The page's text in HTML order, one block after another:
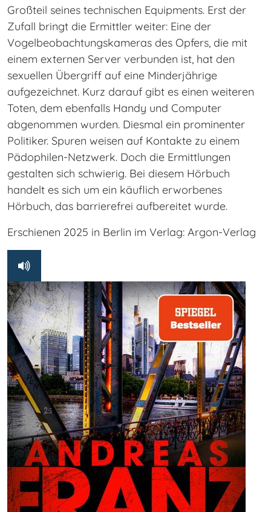
Großteil seines technischen Equipments. Erst der
Zufall bringt die Ermittler weiter: Eine der
Vogelbeobachtungskameras des Opfers, die mit
einem externen Server verbunden ist, hat den
sexuellen Übergriff auf eine Minderjährige
aufgezeichnet. Kurz darauf gibt es einen weiteren
Toten, dem ebenfalls Handy und Computer
abgenommen wurden. Diesmal ein prominenter
Politiker. Spuren weisen auf Kontakte zu einem
Pädophilen-Netzwerk. Doch die Ermittlungen
gestalten sich schwierig. Bei diesem Hörbuch
handelt es sich um ein käuflich erworbenes
Hörbuch, das barrierefrei aufbereitet wurde.
Erschienen 2025 in Berlin im Verlag: Argon-Verlag